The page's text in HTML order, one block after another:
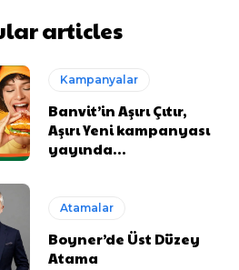
articles
Kampanyalar
Banvit’in Aşırı Çıtır,
Aşırı Yeni kampanyası
yayında…
Atamalar
Boyner’de Üst Düzey
Atama